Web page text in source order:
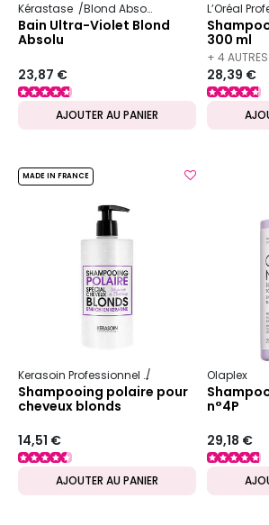
Kérastase Blond Absolu
Bain Ultra-Violet Blond
Absolu
23,87 €
AJOUTER AU PANIER
300 ml
+ 4
DISPONIBLES
28,39 €
MADE IN FRANCE
Kerasoin Professionnel Shampooing et soin
Shampooing polaire pour
cheveux blonds
14,51 €
AJOUTER AU PANIER
Olaplex
n°4P
29,18 €